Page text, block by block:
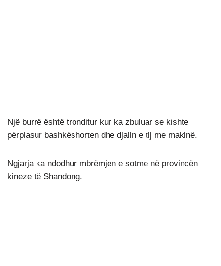
Një burrë është tronditur kur ka zbuluar se kishte
përplasur bashkëshorten dhe djalin e tij me makinë.
Ngjarja ka ndodhur mbrëmjen e sotme në provincën
kineze të Shandong.